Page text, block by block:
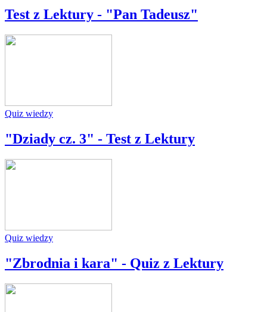
Test z Lektury - "Pan Tadeusz"
Quiz wiedzy
"Dziady cz. 3" - Test z Lektury
Quiz wiedzy
"Zbrodnia i kara" - Quiz z Lektury